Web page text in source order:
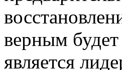
верным
является